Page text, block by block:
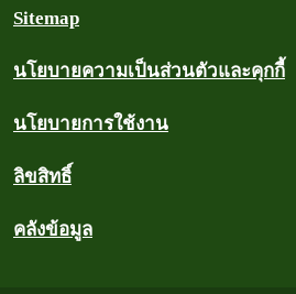
Sitemap
นโยบายความเป็นส่วนตัวและคุกกี้
นโยบายการใช้งาน
ลิขสิทธิ์
คลังข้อมูล